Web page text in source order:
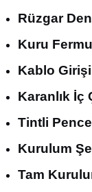
Rüzgar
Kuru
Kablo
Karanlık İç
Tintli
Kurulum
Tam